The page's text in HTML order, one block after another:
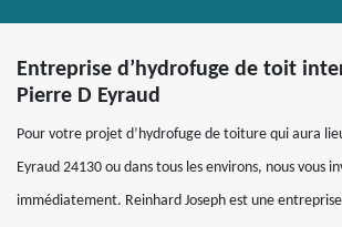
Entreprise d’hydrofuge de toit
Pierre D Eyraud
Pour votre projet d’hydrofuge de toiture qui aura
Eyraud 24130 ou dans tous les environs, nous vous
immédiatement. Reinhard Joseph est une